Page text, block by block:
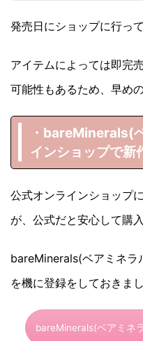
発売日にショップに行っ
アイテムによっては即完
可能性もあるため、早め
・bareMinerals(
インショップで新
公式オンラインショップ
が、公式だと安心して購
bareMinerals(ベアミネラ
を機に登録をしておきまし
bareMinerals(ベアミネ